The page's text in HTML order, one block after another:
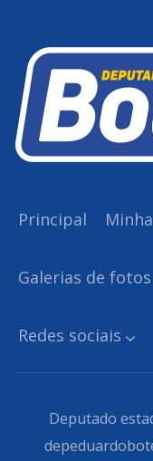
Principal
Galerias de fotos
Redes sociais
Deputado